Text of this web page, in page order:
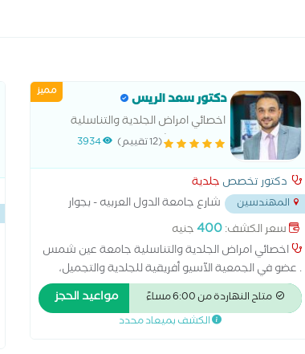
مميز دكتور سعد الريس
اخصائي امراض الجلدية والتناسلية
جامعة عين شمس . عضو في الجمعية
في الجمعية المصرية للأمراض الجلدية
والتناسلية
(12 تقييم) 3934
دكتور تخصص جلدية
المهندسين
شارع جامعة الدول العربيه - بجوار
مترو جامعة الدول - العجوزه... سعر الكشف:400جنيه
اخصائي امراض الجلدية والتناسلية جامعة عين شمس
. عضو في الجمعية الآسيو أفريقية للجلدية والتجميل،
عضو في الجمعية المصرية للأمراض الجلدية والتناسلية
علاج حالات الصلع الوراثي وزراعة الشعر باحدث طرق
متاح النهاردة من 6:00 مساءً مواعيد الحجز
الكشف بميعاد محدد